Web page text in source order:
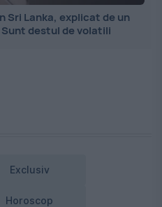
Sri Lanka, explicat de un
destul de volatili
Exclusiv
Horoscop